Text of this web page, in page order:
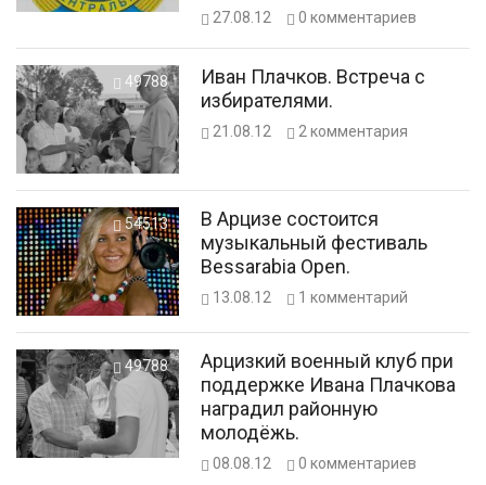
27.08.12 0 комментариев
49788
Иван Плачков. Встреча с
избирателями.
21.08.12 2 комментария
54513
В Арцизе состоится
музыкальный фестиваль
Bessarabia Open.
13.08.12 1 комментарий
49788
Арцизкий военный клуб при
поддержке Ивана Плачкова
наградил районную
молодёжь.
08.08.12 0 комментариев